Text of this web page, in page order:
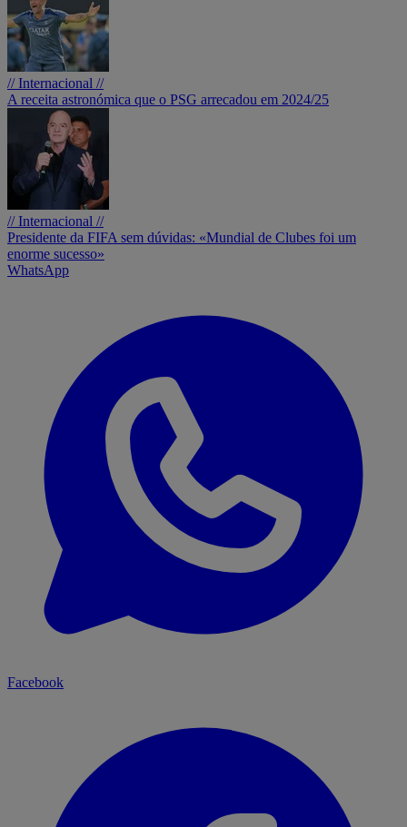
// Internacional //
A receita astronómica que o PSG arrecadou em 2024/25
// Internacional //
Presidente da FIFA sem dúvidas: «Mundial de Clubes foi um
enorme sucesso»
WhatsApp
Facebook